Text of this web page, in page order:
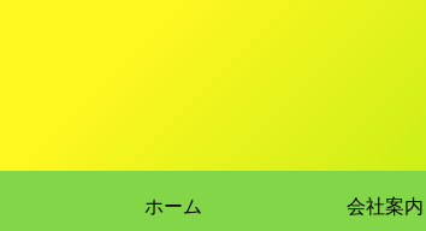
ホーム 会社案内